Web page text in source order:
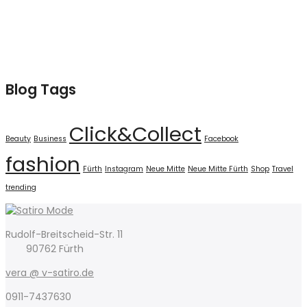
Blog Tags
Beauty Business Click&Collect Facebook
fashion Fürth Instagram Neue Mitte Neue Mitte Fürth Shop Travel
trending
Rudolf-Breitscheid-Str. 11
90762 Fürth
vera @ v-satiro.de
0911-7437630